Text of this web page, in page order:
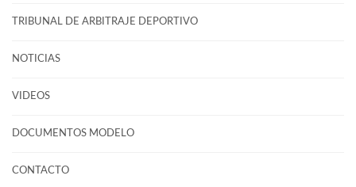
TRIBUNAL DE ARBITRAJE DEPORTIVO
NOTICIAS
VIDEOS
DOCUMENTOS MODELO
CONTACTO